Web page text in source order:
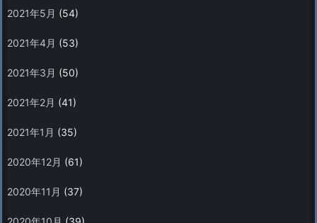
2021年5月 (54)
2021年4月 (53)
2021年3月 (50)
2021年2月 (41)
2021年1月 (35)
2020年12月 (61)
2020年11月 (37)